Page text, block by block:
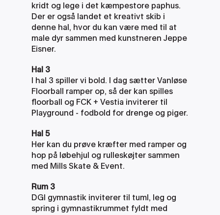
kridt og lege i det kæmpestore paphus.
Der er også landet et kreativt skib i
denne hal, hvor du kan være med til at
male dyr sammen med kunstneren Jeppe
Eisner.
Hal 3
I hal 3 spiller vi bold. I dag sætter Vanløse
Floorball ramper op, så der kan spilles
floorball og FCK + Vestia inviterer til
Playground - fodbold for drenge og piger.
Hal 5
Her kan du prøve kræfter med ramper og
hop på løbehjul og rulleskøjter sammen
med Mills Skate & Event.
Rum 3
DGI gymnastik inviterer til tuml, leg og
spring i gymnastikrummet fyldt med